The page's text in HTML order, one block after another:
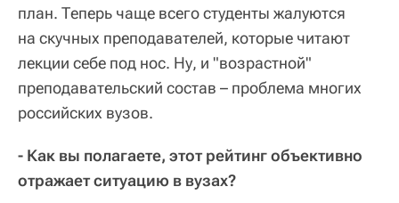
план. Теперь чаще всего студенты жалуются
на скучных преподавателей, которые читают
лекции себе под нос. Ну, и "возрастной"
преподавательский состав – проблема многих
российских вузов.
- Как вы полагаете, этот рейтинг объективно
отражает ситуацию в вузах?